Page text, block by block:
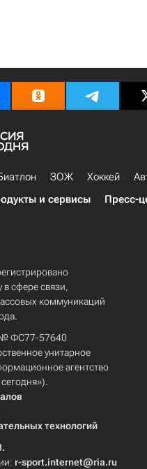
ЗОЖ Хоккей
и сервисы Пресс-
сфере связи,
коммуникаций
№ ФС77-57640
унитарное
агентство
технологий
r-sport.internet@ria.ru